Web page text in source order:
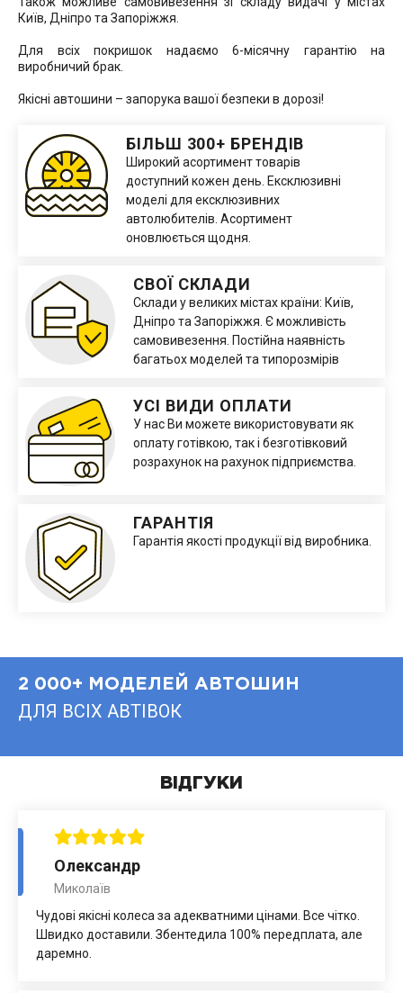
Київ, Дніпро та Запоріжжя.
Для всіх покришок надаємо 6-місячну гарантію на
виробничий брак.
Якісні автошини – запорука вашої безпеки в дорозі!
БІЛЬШ 300+ БРЕНДІВ
Широкий асортимент товарів
доступний кожен день. Ексклюзивні
моделі для ексклюзивних
автолюбителів. Асортимент
оновлюється щодня.
СВОЇ СКЛАДИ
Склади у великих містах країни: Київ,
Дніпро та Запоріжжя. Є можливість
самовивезення. Постійна наявність
багатьох моделей та типорозмірів
УСІ ВИДИ ОПЛАТИ
У нас Ви можете використовувати як
оплату готівкою, так і безготівковий
розрахунок на рахунок підприємства.
ГАРАНТІЯ
Гарантія якості продукції від виробника.
2 000+ МОДЕЛЕЙ АВТОШИН
ДЛЯ ВСІХ АВТІВОК
ВІДГУКИ
Олександр
Миколаїв
Чудові якісні колеса за адекватними цінами. Все чітко.
Швидко доставили. Збентедила 100% передплата, але
даремно.